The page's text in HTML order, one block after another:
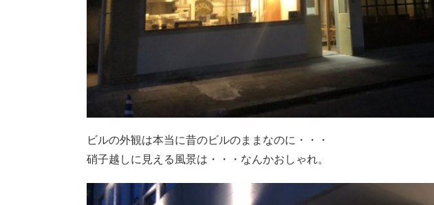
ビルの外観は本当に昔のビルのままなのに・・・
硝子越しに見える風景は・・・なんかおしゃれ。